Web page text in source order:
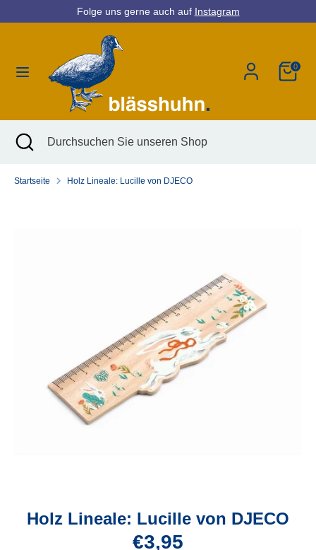
zum
Folge uns gerne auch auf Instagram
0
Währung
SuchenDurchsuchen
Sie
unseren
Shop
SuchenDurchsuchen
Shop
Suche
schließen
Startseite Holz Lineale: Lucille von DJECO
Holz Lineale: Lucille von DJECO
€3,95